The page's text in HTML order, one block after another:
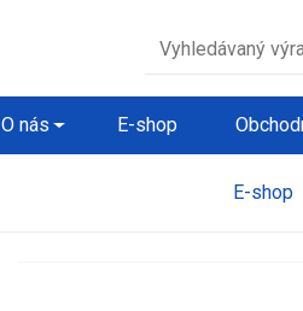
O nás E-shop
E-shop